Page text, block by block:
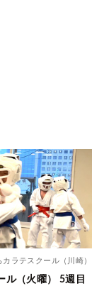
カラテスクール（川崎）
ル（火曜） 5週目